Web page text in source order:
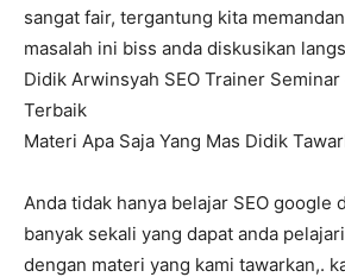
sangat fair, tergantung kita
masalah ini biss anda diskusikan
Didik Arwinsyah SEO Trainer
Terbaik
Materi Apa Saja Yang Mas Didik
Anda tidak hanya belajar SEO google
banyak sekali yang dapat anda
dengan materi yang kami tawarkan,.